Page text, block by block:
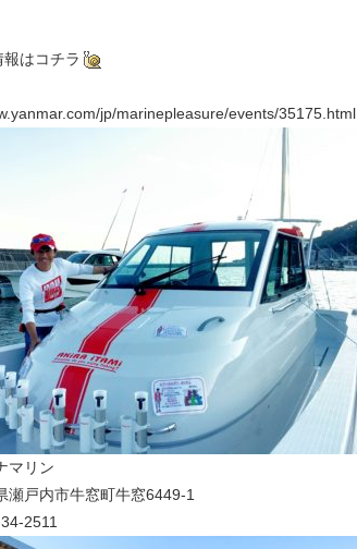
はコチラ
jp/marinepleasure/events/35175.html
マリン
瀬戸内市牛窓町牛窓6449-1
2511